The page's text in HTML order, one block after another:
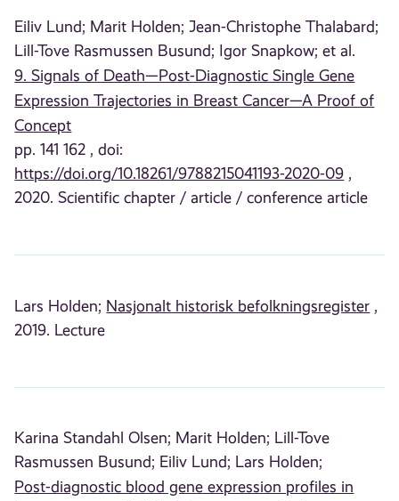
Eiliv Lund; Marit Holden; Jean-Christophe Thalabard;
Lill-Tove Rasmussen Busund; Igor Snapkow; et al.
9. Signals of Death—Post-Diagnostic Single Gene
Expression Trajectories in Breast Cancer—A Proof of
Concept
pp. 141 162 , doi:
https://doi.org/10.18261/9788215041193-2020-09 ,
2020. Scientific chapter / article / conference article
Lars Holden; Nasjonalt historisk befolkningsregister ,
2019. Lecture
Karina Standahl Olsen; Marit Holden; Lill-Tove
Rasmussen Busund; Eiliv Lund; Lars Holden;
Post-diagnostic blood gene expression profiles in